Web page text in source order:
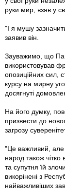
руки мир, взяв у
"І я мушу
заявив він.
Зауважимо, що
використовував
опозиційних сил,
курсу на мирну
досягнуті
На його думку,
призвести до
загрозу
"Це важливий, але
народ також
та супутня їй
викорінені з
найважливіших